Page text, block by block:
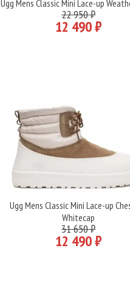
Подробнее
Ugg Mens Classic Mini Lace-up
22 950 ₽
12 490 ₽
Подробнее
Ugg Mens Classic Mini Lace-up
Whitecap
31 650 ₽
12 490 ₽